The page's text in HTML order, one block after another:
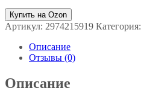
Купить на Ozon
Артикул: 2974215919 Категория:
Описание
Отзывы (0)
Описание